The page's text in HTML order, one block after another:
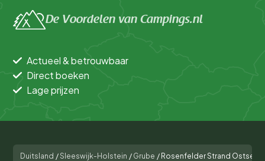
De Voordelen van Campings.nl
Actueel & betrouwbaar
Direct boeken
Lage prijzen
Duitsland /Sleeswijk-Holstein / Grube / Rosenfelder Strand Ostsee